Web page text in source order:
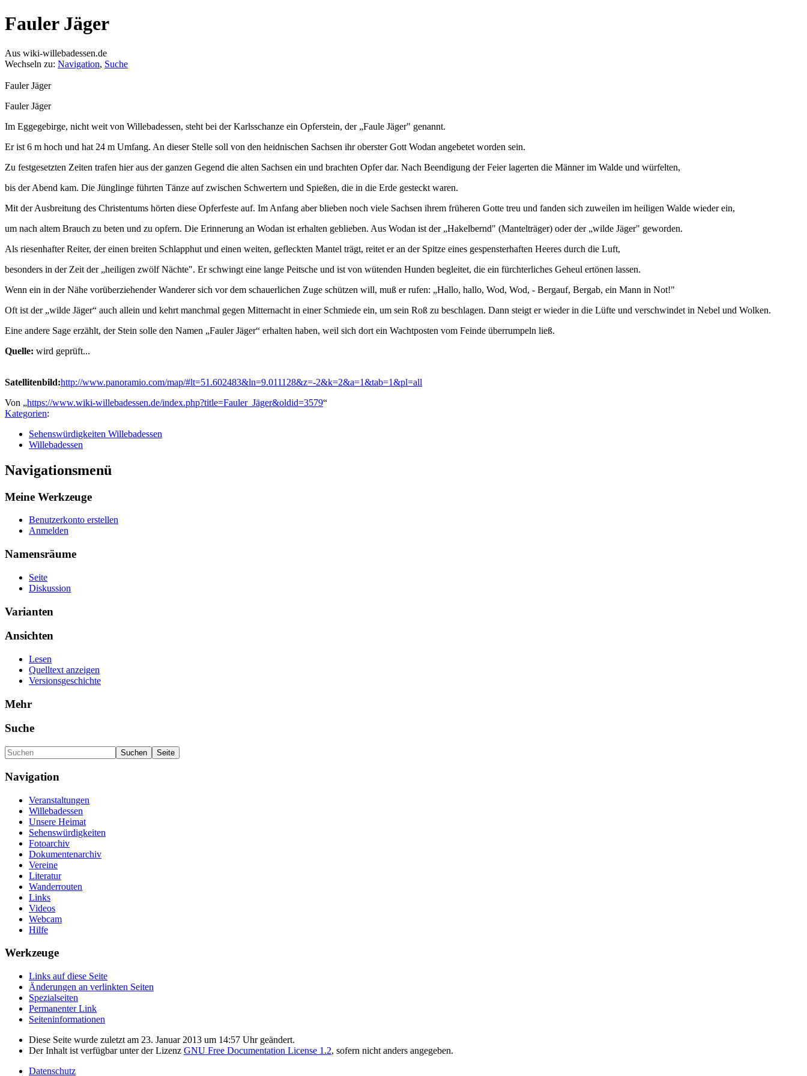
Fauler Jäger
Aus wiki-willebadessen.de
Wechseln zu: Navigation, Suche
Fauler Jäger
Fauler Jäger
Im Eggegebirge, nicht weit von Willebadessen, steht bei der Karlsschanze ein Opferstein, der „Faule Jäger" genannt.
Er ist 6 m hoch und hat 24 m Umfang. An dieser Stelle soll von den heidnischen Sachsen ihr oberster Gott Wodan angebetet worden sein.
Zu festgesetzten Zeiten trafen hier aus der ganzen Gegend die alten Sachsen ein und brachten Opfer dar. Nach Beendigung der Feier lagerten die Männer im Walde und würfelten,
bis der Abend kam. Die Jünglinge führten Tänze auf zwischen Schwertern und Spießen, die in die Erde gesteckt waren.
Mit der Ausbreitung des Christentums hörten diese Opferfeste auf. Im Anfang aber blieben noch viele Sachsen ihrem früheren Gotte treu und fanden sich zuweilen im heiligen Walde wieder ein,
um nach altem Brauch zu beten und zu opfern. Die Erinnerung an Wodan ist erhalten geblieben. Aus Wodan ist der „Hakelbernd" (Mantelträger) oder der „wilde Jäger" geworden.
Als riesenhafter Reiter, der einen breiten Schlapphut und einen weiten, gefleckten Mantel trägt, reitet er an der Spitze eines gespensterhaften Heeres durch die Luft,
besonders in der Zeit der „heiligen zwölf Nächte". Er schwingt eine lange Peitsche und ist von wütenden Hunden begleitet, die ein fürchterliches Geheul ertönen lassen.
Wenn ein in der Nähe vorüberziehender Wanderer sich vor dem schauerlichen Zuge schützen will, muß er rufen: „Hallo, hallo, Wod, Wod, - Bergauf, Bergab, ein Mann in Not!"
Oft ist der „wilde Jäger“ auch allein und kehrt manchmal gegen Mitternacht in einer Schmiede ein, um sein Roß zu beschlagen. Dann steigt er wieder in die Lüfte und verschwindet in Nebel und Wolken.
Eine andere Sage erzählt, der Stein solle den Namen „Fauler Jäger“ erhalten haben, weil sich dort ein Wachtposten vom Feinde überrumpeln ließ.
Quelle: wird geprüft...
Satellitenbild:http://www.panoramio.com/map/#lt=51.602483&ln=9.011128&z=-2&k=2&a=1&tab=1&pl=all
Von „https://www.wiki-willebadessen.de/index.php?title=Fauler_Jäger&oldid=3579“
Kategorien:
Sehenswürdigkeiten Willebadessen
Willebadessen
Navigationsmenü
Meine Werkzeuge
Benutzerkonto erstellen
Anmelden
Namensräume
Seite
Diskussion
Varianten
Ansichten
Lesen
Quelltext anzeigen
Versionsgeschichte
Mehr
Suche
Navigation
Veranstaltungen
Willebadessen
Unsere Heimat
Sehenswürdigkeiten
Fotoarchiv
Dokumentenarchiv
Vereine
Literatur
Wanderrouten
Links
Videos
Webcam
Hilfe
Werkzeuge
Links auf diese Seite
Änderungen an verlinkten Seiten
Spezialseiten
Permanenter Link
Seiten­informationen
Diese Seite wurde zuletzt am 23. Januar 2013 um 14:57 Uhr geändert.
Der Inhalt ist verfügbar unter der Lizenz GNU Free Documentation License 1.2, sofern nicht anders angegeben.
Datenschutz